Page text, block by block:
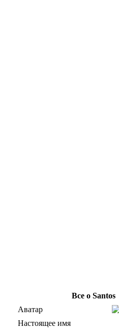
Все о Santos
Аватар
Настоящее имя